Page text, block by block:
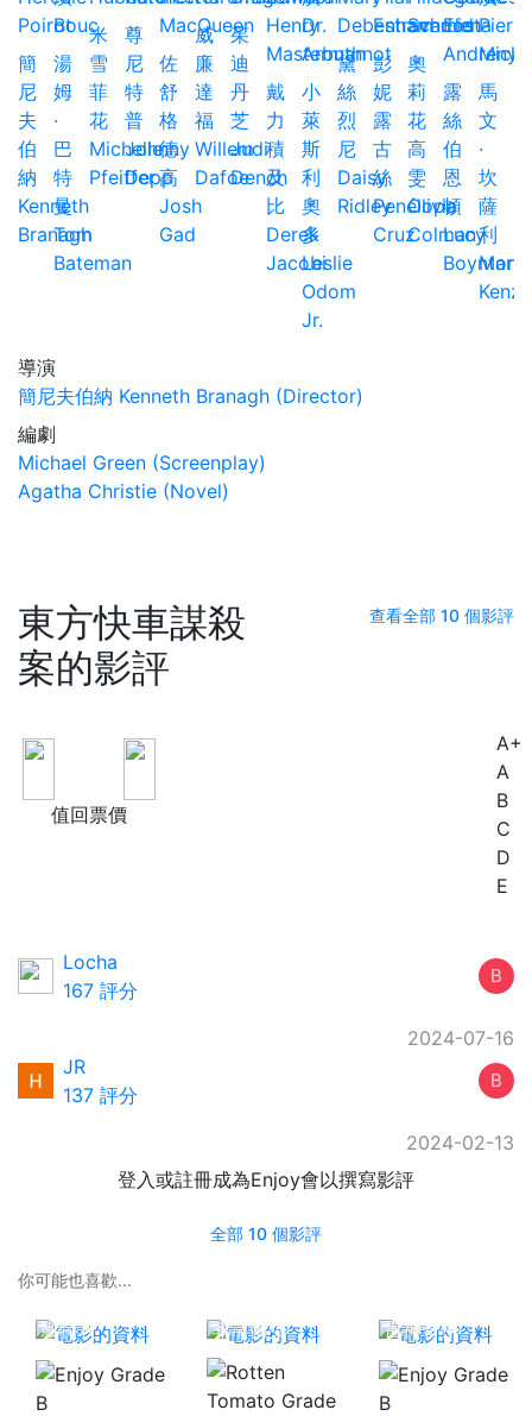
簡
尼
夫
伯
納
Kenneth
Branagh
湯
姆
·
巴
特
曼
Tom
Bateman
米
雪
菲
花
Michelle
Pfeiffer
尊
尼
特
普
Johnny
Depp
佐
舒
格
德
高
Josh
Gad
威
廉
達
福
Willem
Dafoe
茱
迪
丹
芝
Judi
Dench
戴
力
積
及
比
Derek
Jacobi
小
萊
斯
利
奧
多
Leslie
Odom
Jr.
黛
絲
烈
尼
Daisy
Ridley
彭
妮
露
古
絲
Penélope
Cruz
奧
莉
花
高
雯
Olivia
Colman
露
絲
伯
恩
頓
Lucy
Boynton
馬
文
·
坎
薩
利
導演
簡尼夫伯納 Kenneth Branagh (Director)
編劇
Michael Green (Screenplay)
Agatha Christie (Novel)
東方快車謀殺
案的影評
查看全部 10 個影評
值回票價
A+
A
B
C
D
E
Locha
167 評分
B
2024-07-16
JR
137 評分
B
2024-02-13
登入或註冊成為Enjoy會以撰寫影評
全部 10 個影評
你可能也喜歡...
影特攻
B
非常衝突 雷神奇俠
B